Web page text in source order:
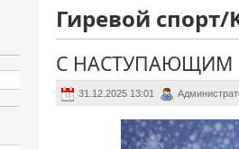
Гиревой
С НАСТУПАЮЩИМ
31.12.2025 13:01